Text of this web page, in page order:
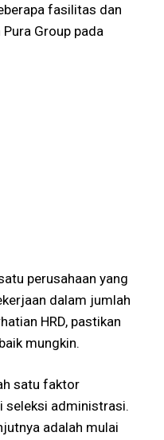
fasilitas dan
Group pada
perusahaan yang
dalam jumlah
HRD, pastikan
mungkin.
satu faktor
seleksi administrasi.
adalah mulai